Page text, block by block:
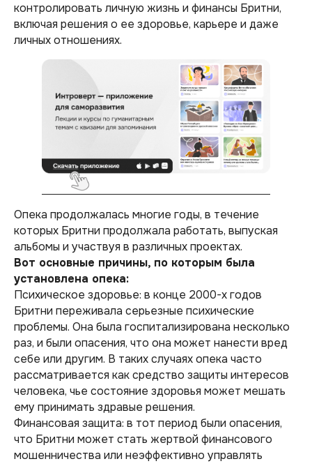
контролировать личную жизнь и финансы Бритни,
включая решения о ее здоровье, карьере и даже
личных отношениях.
Опека продолжалась многие годы, в течение
которых Бритни продолжала работать, выпуская
альбомы и участвуя в различных проектах.
Вот основные причины, по которым была
установлена опека:
Психическое здоровье: в конце 2000-х годов
Бритни переживала серьезные психические
проблемы. Она была госпитализирована несколько
раз, и были опасения, что она может нанести вред
себе или другим. В таких случаях опека часто
рассматривается как средство защиты интересов
человека, чье состояние здоровья может мешать
ему принимать здравые решения.
Финансовая защита: в тот период были опасения,
что Бритни может стать жертвой финансового
мошенничества или неэффективно управлять